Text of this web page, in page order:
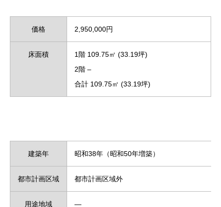
価格 2,950,000円
床面積
1階 109.75㎡ (33.19坪)
2階 –
合計 109.75㎡ (33.19坪)
建築年 昭和38年（昭和50年増築）
都市計画区域 都市計画区域外
用途地域 ―